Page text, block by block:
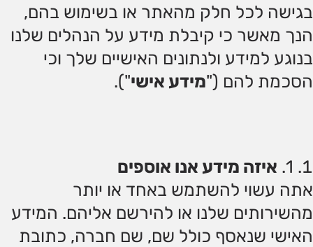
בגישה לכל חלק מהאתר או בשימוש בהם,
הנך מאשר כי קיבלת מידע על הנהלים שלנו
בנוגע למידע ולנתונים האישיים שלך וכי
הסכמת להם ("מידע אישי").
1
. איזה מידע אנו אוספים
אתה עשוי להשתמש באחד או יותר
מהשירותים שלנו או להירשם אליהם. המידע
האישי שנאסף כולל שם, שם חברה, כתובת